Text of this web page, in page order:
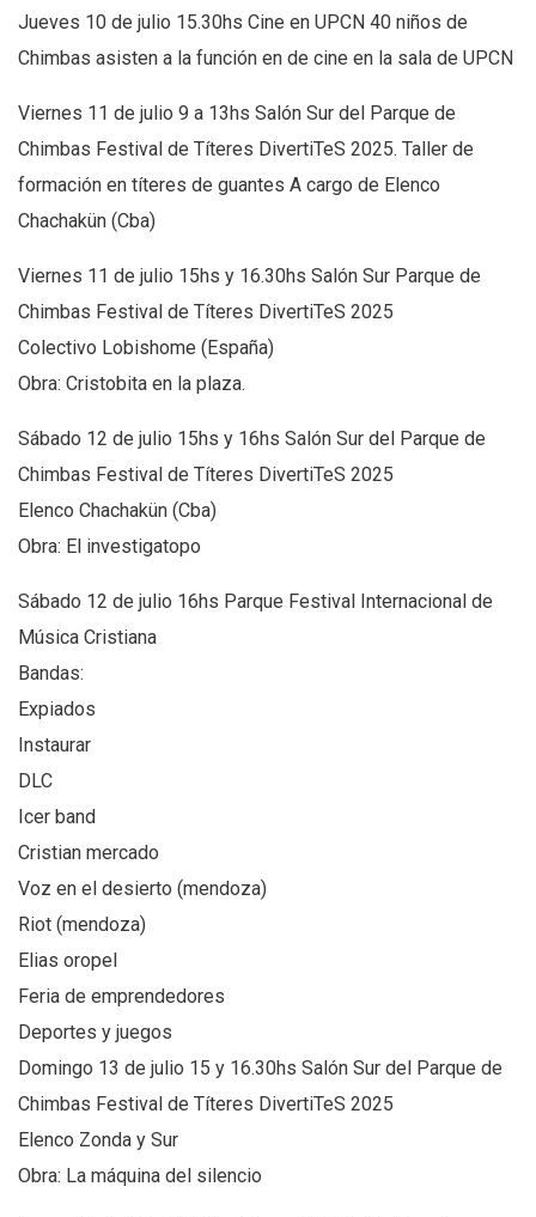
Jueves 10 de julio 15.30hs Cine en UPCN 40 niños de
Chimbas asisten a la función en de cine en la sala de UPCN
Viernes 11 de julio 9 a 13hs Salón Sur del Parque de
Chimbas Festival de Títeres DivertiTeS 2025. Taller de
formación en títeres de guantes A cargo de Elenco
Chachakün (Cba)
Viernes 11 de julio 15hs y 16.30hs Salón Sur Parque de
Chimbas Festival de Títeres DivertiTeS 2025
Colectivo Lobishome (España)
Obra: Cristobita en la plaza.
Sábado 12 de julio 15hs y 16hs Salón Sur del Parque de
Chimbas Festival de Títeres DivertiTeS 2025
Elenco Chachakün (Cba)
Obra: El investigatopo
Sábado 12 de julio 16hs Parque Festival Internacional de
Música Cristiana
Bandas:
Expiados
Instaurar
DLC
Icer band
Cristian mercado
Voz en el desierto (mendoza)
Riot (mendoza)
Elias oropel
Feria de emprendedores
Deportes y juegos
Domingo 13 de julio 15 y 16.30hs Salón Sur del Parque de
Chimbas Festival de Títeres DivertiTeS 2025
Elenco Zonda y Sur
Obra: La máquina del silencio